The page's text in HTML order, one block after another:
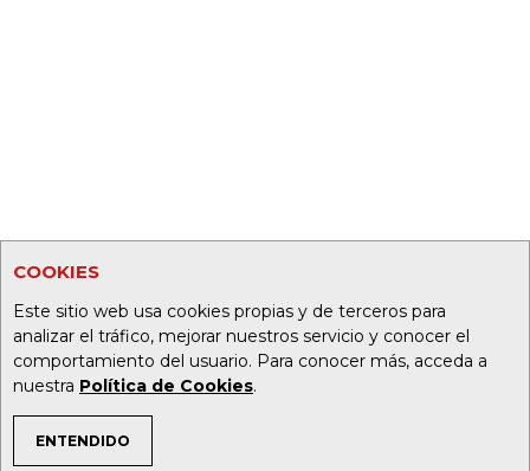
COOKIES
Este sitio web usa cookies propias y de terceros para
analizar el tráfico, mejorar nuestros servicio y conocer el
comportamiento del usuario. Para conocer más, acceda a
nuestra Política de Cookies.
ENTENDIDO
TEMAS DE INTERÉS